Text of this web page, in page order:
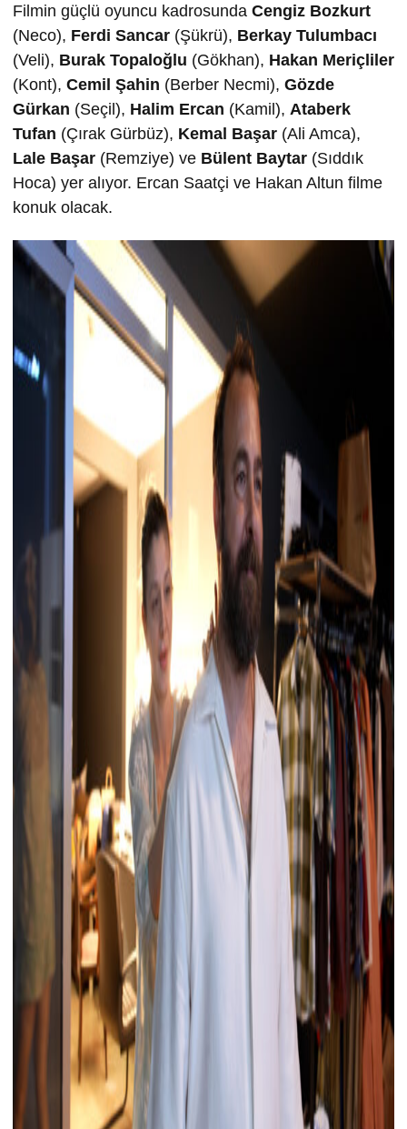
Filmin güçlü oyuncu kadrosunda Cengiz Bozkurt
(Neco), Ferdi Sancar (Şükrü), Berkay Tulumbacı
(Veli), Burak Topaloğlu (Gökhan), Hakan Meriçliler
(Kont), Cemil Şahin (Berber Necmi), Gözde
Gürkan (Seçil), Halim Ercan (Kamil), Ataberk
Tufan (Çırak Gürbüz), Kemal Başar (Ali Amca),
Lale Başar (Remziye) ve Bülent Baytar (Sıddık
Hoca) yer alıyor. Ercan Saatçi ve Hakan Altun filme
konuk olacak.